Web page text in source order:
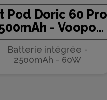
Pod Doric 60 Pro
- Voopoo
edition)
Batterie intégrée -
2500mAh - 60W